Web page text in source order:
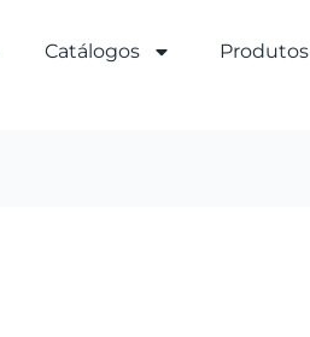
Catálogos Produtos